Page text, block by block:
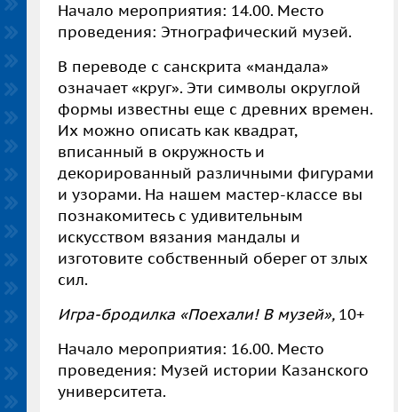
Начало мероприятия: 14.00. Место
проведения: Этнографический музей.
В переводе с санскрита «мандала»
означает «круг». Эти символы округлой
формы известны еще с древних времен.
Их можно описать как квадрат,
вписанный в окружность и
декорированный различными фигурами
и узорами. На нашем мастер-классе вы
познакомитесь с удивительным
искусством вязания мандалы и
изготовите собственный оберег от злых
сил.
Игра-бродилка «Поехали! В музей», 10+
Начало мероприятия: 16.00. Место
проведения: Музей истории Казанского
университета.